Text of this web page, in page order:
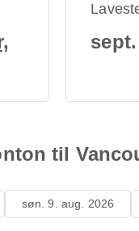
sept.
til
søn. 9. aug. 2026